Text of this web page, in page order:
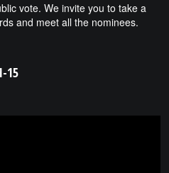
vote. We invite you to take a
and meet all the nominees.
15